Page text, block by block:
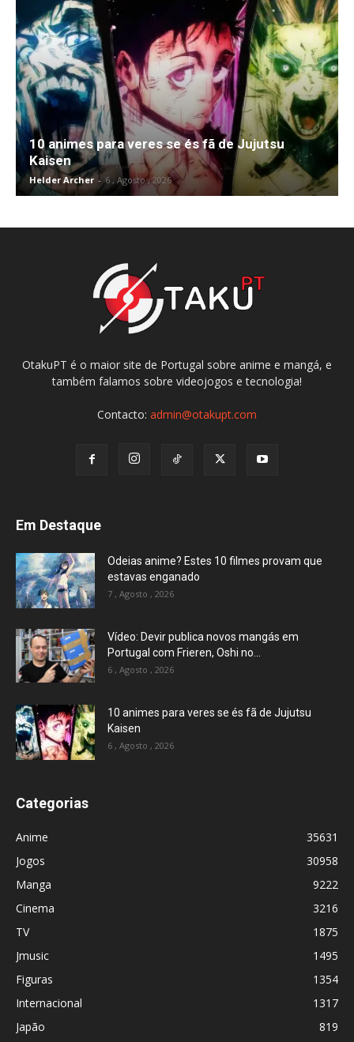
10 animes para veres se és fã de Jujutsu
Kaisen
Helder Archer - 6 , Agosto , 2026
OtakuPT é o maior site de Portugal sobre anime e mangá, e
também falamos sobre videojogos e tecnologia!
Contacto: admin@otakupt.com
Em Destaque
Odeias anime? Estes 10 filmes provam que
estavas enganado
7 , Agosto , 2026
Vídeo: Devir publica novos mangás em
Portugal com Frieren, Oshi no...
6 , Agosto , 2026
10 animes para veres se és fã de Jujutsu
Kaisen
6 , Agosto , 2026
Categorias
Anime
35631
Jogos
30958
Manga
9222
Cinema
3216
TV
1875
Jmusic
1495
Figuras
1354
Internacional
1317
Japão
819